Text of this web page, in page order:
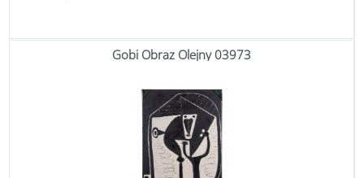
Gobi Obraz Olejny 03973